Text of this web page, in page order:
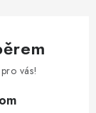
vás!